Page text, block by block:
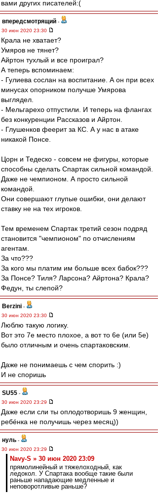
вами других писателей:(
впередсмотрящий -
30 июн 2020 23:30
Крала не хватает?
Умяров не тянет?
Айртон тухлый и все проиграл?
А теперь вспоминаем:
- Гулиева сослан на воспитание. А он при всех
минусах опорником получше Умярова
выглядел.
- Мельгарехо отпустили. И теперь на флангах
без конкуренции Рассказов и Айртон.
- Глушенков феерит за КС. А у нас в атаке
никакой Понсе.
Цорн и Тедеско - совсем не фигуры, которые
способны сделать Спартак сильной командой.
Даже не чемпионом. А просто сильной
командой.
Они совершают глупые ошибки, они делают
ставку не на тех игроков.
Тем временем Спартак третий сезон подряд
становится "чемпионом" по отчислениям
агентам.
За что???
За кого мы платим им больше всех бабок???
За Понсе? Тиля? Ларсона? Айртона? Крала?
Федун, ты слепой?
Berzini -
30 июн 2020 23:30
Люблю такую логику.
Вот это 7е место плохое, а вот то 6е (или 5е)
было отличным и очень спартаковским.
Даже не понимаешь с чем спорить :)
И не споришь
SU55 -
30 июн 2020 23:29
Даже если сли ты оплодотворишь 9 женщин,
ребéнка не получишь через месяц))
нуль -
30 июн 2020 23:29
Navy-S » 30 июн 2020 23:09
прямолинейный и тяжелоходный, как
ледокол. У Спартака вообще такие были
раньше нападающие медленные и
неповоротливые раньше?